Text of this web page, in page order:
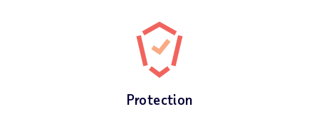
Protection